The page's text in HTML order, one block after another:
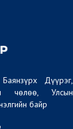
Дүүрэг,
чөлөө, Улсын
байр